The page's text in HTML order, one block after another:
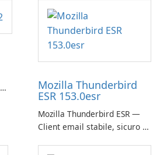
Mozilla Thunderbird
ESR 153.0esr
Mozilla Thunderbird ESR —
Client email stabile, sicuro e